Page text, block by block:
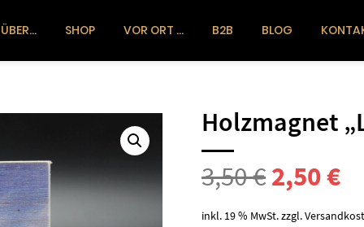
ÜBER… SHOP VOR ORT … B2B BLOG
Holzmagnet
3,50€
Preis
2,50€
inkl. 19 % MwSt.zzgl.